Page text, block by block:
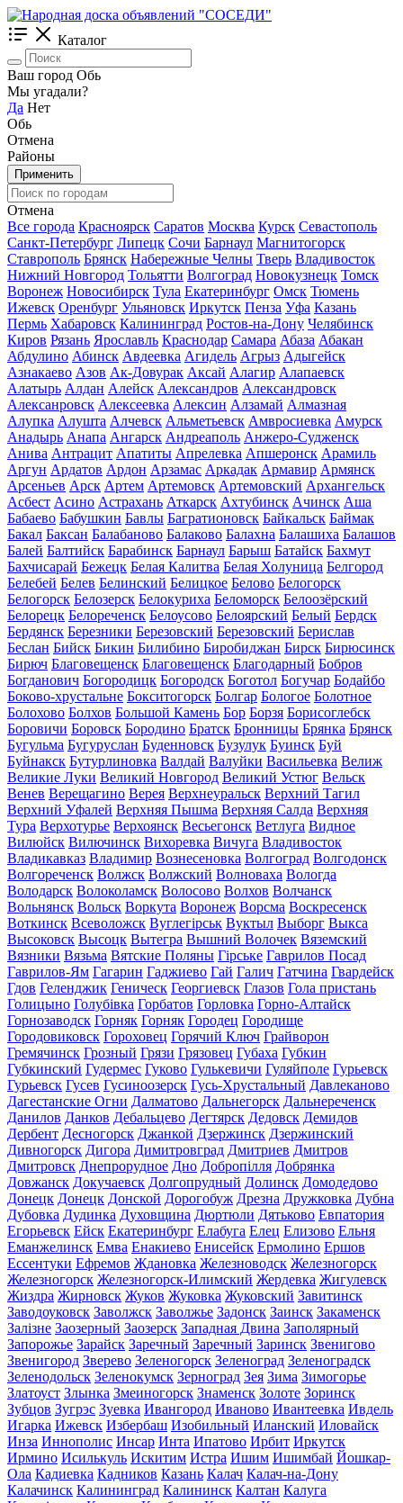
Каталог
Ваш город Обь
Мы угадали?
Да Нет
Обь
Отмена
Районы
Применить
Отмена
Все города Красноярск Саратов Москва Курск Севастополь
Санкт-Петербург Липецк Сочи Барнаул Магнитогорск
Ставрополь Брянск Набережные Челны Тверь Владивосток
Нижний Новгород Тольятти Волгоград Новокузнецк Томск
Воронеж Новосибирск Тула Екатеринбург Омск Тюмень
Ижевск Оренбург Ульяновск Иркутск Пенза Уфа Казань
Пермь Хабаровск Калининград Ростов-на-Дону Челябинск
Киров Рязань Ярославль Краснодар Самара Абаза Абакан
Абдулино Абинск Авдеевка Агидель Агрыз Адыгейск
Азнакаево Азов Ак-Довурак Аксай Алагир Алапаевск
Алатырь Алдан Алейск Александров Александровск
Алексанровск Алексеевка Алексин Алзамай Алмазная
Алупка Алушта Алчевск Альметьевск Амвросиевка Амурск
Анадырь Анапа Ангарск Андреаполь Анжеро-Судженск
Анива Антрацит Апатиты Апрелевка Апшеронск Арамиль
Аргун Ардатов Ардон Арзамас Аркадак Армавир Армянск
Арсеньев Арск Артем Артемовск Артемовский Архангельск
Асбест Асино Астрахань Аткарск Ахтубинск Ачинск Аша
Бабаево Бабушкин Бавлы Багратионовск Байкальск Баймак
Бакал Баксан Балабаново Балаково Балахна Балашиха Балашов
Балей Балтийск Барабинск Барнаул Барыш Батайск Бахмут
Бахчисарай Бежецк Белая Калитва Белая Холуница Белгород
Белебей Белев Белинский Белицкое Белово Белогорск
Белогорск Белозерск Белокуриха Беломорск Белоозёрский
Белорецк Белореченск Белоусово Белоярский Белый Бердск
Бердянск Березники Березовский Березовский Берислав
Беслан Бийск Бикин Билибино Биробиджан Бирск Бирюсинск
Бирюч Благовещенск Благовещенск Благодарный Бобров
Богданович Богородицк Богородск Боготол Богучар Бодайбо
Боково-хрустальне Бокситогорск Болгар Бологое Болотное
Болохово Болхов Большой Камень Бор Борзя Борисоглебск
Боровичи Боровск Бородино Братск Бронницы Брянка Брянск
Бугульма Бугуруслан Буденновск Бузулук Буинск Буй
Буйнакск Бутурлиновка Валдай Валуйки Васильевка Велиж
Великие Луки Великий Новгород Великий Устюг Вельск
Венев Верещагино Верея Верхнеуральск Верхний Тагил
Верхний Уфалей Верхняя Пышма Верхняя Салда Верхняя
Тура Верхотурье Верхоянск Весьегонск Ветлуга Видное
Вилюйск Вилючинск Вихоревка Вичуга Владивосток
Владикавказ Владимир Вознесеновка Волгоград Волгодонск
Волгореченск Волжск Волжский Волноваха Вологда
Володарск Волоколамск Волосово Волхов Волчанск
Вольнянск Вольск Воркута Воронеж Ворсма Воскресенск
Воткинск Всеволожск Вуглегірськ Вуктыл Выборг Выкса
Высоковск Высоцк Вытегра Вышний Волочек Вяземский
Вязники Вязьма Вятские Поляны Гірське Гаврилов Посад
Гаврилов-Ям Гагарин Гаджиево Гай Галич Гатчина Гвардейск
Гдов Геленджик Геническ Георгиевск Глазов Гола пристань
Голицыно Голубівка Горбатов Горловка Горно-Алтайск
Горнозаводск Горняк Горняк Городец Городище
Городовиковск Гороховец Горячий Ключ Грайворон
Гремячинск Грозный Грязи Грязовец Губаха Губкин
Губкинский Гудермес Гуково Гулькевичи Гуляйполе Гурьевск
Гурьевск Гусев Гусиноозерск Гусь-Хрустальный Давлеканово
Дагестанские Огни Далматово Дальнегорск Дальнереченск
Данилов Данков Дебальцево Дегтярск Дедовск Демидов
Дербент Десногорск Джанкой Дзержинск Дзержинский
Дивногорск Дигора Димитровград Дмитриев Дмитров
Дмитровск Днепрорудное Дно Добропілля Добрянка
Довжанск Докучаевск Долгопрудный Долинск Домодедово
Донецк Донецк Донской Дорогобуж Дрезна Дружковка Дубна
Дубовка Дудинка Духовщина Дюртюли Дятьково Евпатория
Егорьевск Ейск Екатеринбург Елабуга Елец Елизово Ельня
Еманжелинск Емва Енакиево Енисейск Ермолино Ершов
Ессентуки Ефремов Ждановка Железноводск Железногорск
Железногорск Железногорск-Илимский Жердевка Жигулевск
Жиздра Жирновск Жуков Жуковка Жуковский Завитинск
Заводоуковск Заволжск Заволжье Задонск Заинск Закаменск
Залізне Заозерный Заозерск Западная Двина Заполярный
Запорожье Зарайск Заречный Заречный Заринск Звенигово
Звенигород Зверево Зеленогорск Зеленоград Зеленоградск
Зеленодольск Зеленокумск Зерноград Зея Зима Зимогорье
Златоуст Злынка Змеиногорск Знаменск Золоте Зоринск
Зубцов Зугрэс Зуевка Ивангород Иваново Ивантеевка Ивдель
Игарка Ижевск Избербаш Изобильный Иланский Иловайск
Инза Иннополис Инсар Инта Ипатово Ирбит Иркутск
Ирмино Исилькуль Искитим Истра Ишим Ишимбай Йошкар-
Ола Кадиевка Кадников Казань Калач Калач-на-Дону
Калачинск Калининград Калининск Калтан Калуга